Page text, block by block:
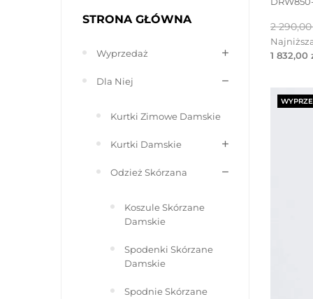
STRONA GŁÓWNA
Wyprzedaż
Dla Niej
Kurtki Zimowe Damskie
Kurtki Damskie
Odzież Skórzana
Koszule Skórzane
Damskie
Spodenki Skórzane
Damskie
Spodnie Skórzane
Cena
2 290,00
1 832,00